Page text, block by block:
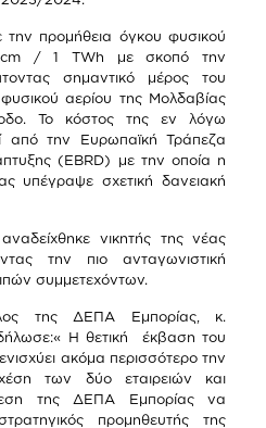
προμήθεια όγκου φυσικού
/ 1 TWh με σκοπό την
σημαντικό μέρος του
αερίου της Μολδαβίας
Το κόστος της εν λόγω
από την Ευρωπαϊκή Τράπεζα
(EBRD) με την οποία η
υπέγραψε σχετική δανειακή
νικητής της νέας
την πιο ανταγωνιστική
συμμετεχόντων.
της ΔΕΠΑ Εμπορίας, κ.
Η θετική έκβαση του
ακόμα περισσότερο την
των δύο εταιρειών και
της ΔΕΠΑ Εμπορίας να
προμηθευτής της